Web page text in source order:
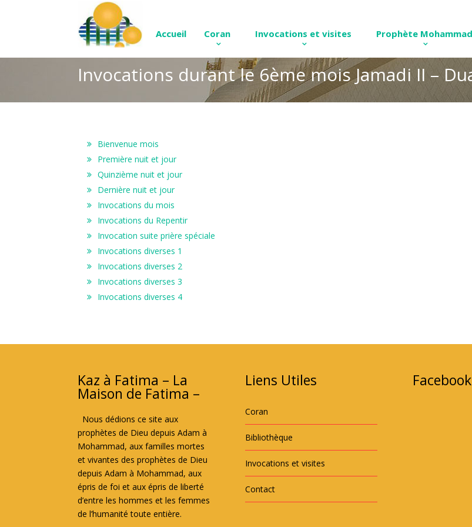
Accueil Coran Invocations et visites Prophète Mohammad
Invocations durant le 6ème mois Jamadi II –
Bienvenue mois
Première nuit et jour
Quinzième nuit et jour
Dernière nuit et jour
Invocations du mois
Invocations du Repentir
Invocation suite prière spéciale
Invocations diverses 1
Invocations diverses 2
Invocations diverses 3
Invocations diverses 4
Kaz à Fatima – La
Maison de Fatima –
Nous dédions ce site aux
prophètes de Dieu depuis Adam à
Mohammad, aux familles mortes
et vivantes des prophètes de Dieu
depuis Adam à Mohammad, aux
épris de foi et aux épris de liberté
d’entre les hommes et les femmes
de l’humanité toute entière.
Liens Utiles
Coran
Bibliothèque
Invocations et visites
Contact
Facebook